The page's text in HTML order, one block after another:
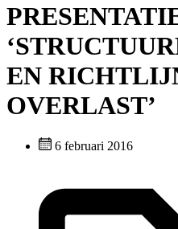
EN
OVERLAST’
6 februari 2016